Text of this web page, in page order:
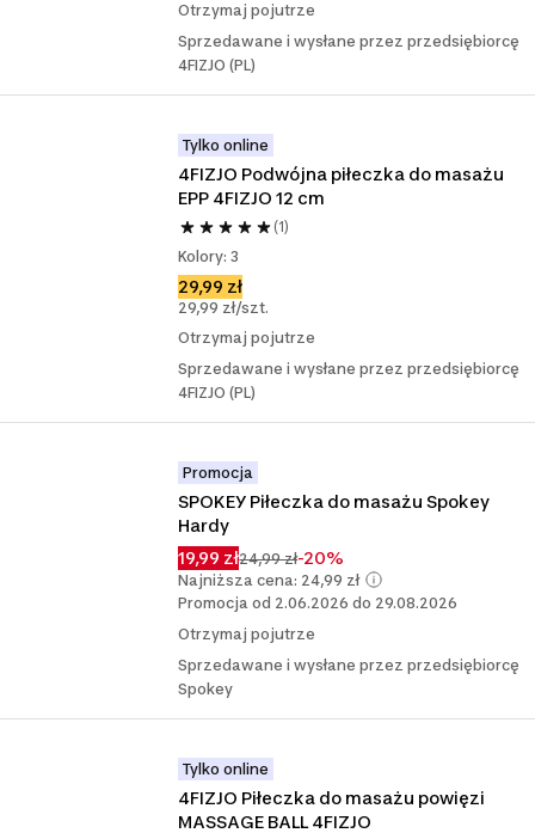
Otrzymaj pojutrze
Sprzedawane i wysłane przez przedsiębiorcę
4FIZJO (PL)
Tylko online
4FIZJO Podwójna piłeczka do masażu
EPP 4FIZJO 12 cm
(1)
Kolory: 3
29,99 zł
29,99 zł/szt.
Otrzymaj pojutrze
Sprzedawane i wysłane przez przedsiębiorcę
4FIZJO (PL)
Promocja
SPOKEY Piłeczka do masażu Spokey
Hardy
19,99 zł24,99 zł-20%
Najniższa cena: 24,99 zł
Promocja od 2.06.2026 do 29.08.2026
Otrzymaj pojutrze
Sprzedawane i wysłane przez przedsiębiorcę
Spokey
Tylko online
4FIZJO Piłeczka do masażu powięzi
MASSAGE BALL 4FIZJO